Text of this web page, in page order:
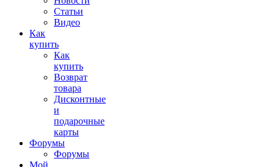
Статьи
Видео
Как
купить
Как
купить
Возврат
товара
Дисконтные
и
подарочные
карты
Форумы
Форумы
Мой